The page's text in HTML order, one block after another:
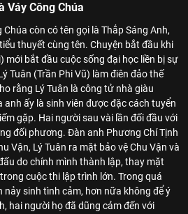
Váy Công Chúa
còn có tên gọi là Thắp Sáng Anh,
thuyết cùng tên. Chuyện bắt đầu khi
mới bắt đầu cuộc sống đại học liền bị sự
Tuân (Trần Phi Vũ) làm điên đảo thế
rằng Lý Tuân là công tử nhà giàu
ấy là sinh viên được đặc cách tuyển
gặp. Hai người sau vài lần đối đầu với
đối phương. Đàn anh Phương Chí Tịnh
Vận, Lý Tuân ra mặt bảo vệ Chu Vận và
do chính mình thành lập, thay mặt
cuộc thi lập trình lớn. Trong quá
sinh tình cảm, hơn nữa không để ý
hai người họ đã dũng cảm đến với